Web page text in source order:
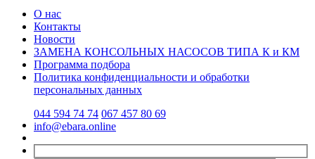
О нас
Контакты
Новости
ЗАМЕНА КОНСОЛЬНЫХ НАСОСОВ ТИПА К и КМ
Программа подбора
Политика конфиденциальности и обработки
персональных данных
044 594 74 74 067 457 80 69
info@ebara.online